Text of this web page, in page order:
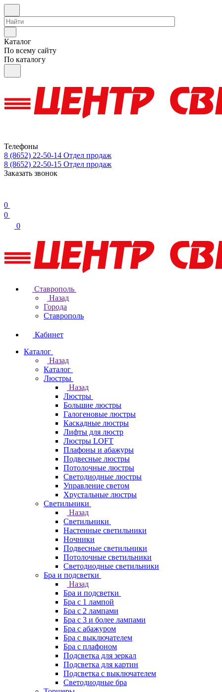
Каталог
По всему сайту
По каталогу
Телефоны
8 (8652) 22-50-14 Отдел продаж
8 (8652) 22-50-15 Отдел продаж
Заказать звонок
0
0
0
Ставрополь
Назад
Города
Ставрополь
Кабинет
Каталог
Назад
Каталог
Люстры
Назад
Люстры
Большие люстры
Галогеновые люстры
Каскадные люстры
Лифты для люстр
Люстры LOFT
Плафоны и абажуры
Подвесные люстры
Потолочные люстры
Светодиодные люстры
Управление светом
Хрустальные люстры
Светильники
Назад
Светильники
Настенные светильники
Ночники
Подвесные светильники
Потолочные светильники
Светодиодные светильники
Бра и подсветки
Назад
Бра и подсветки
Бра с 1 лампой
Бра с 2 лампами
Бра с 3 и более лампами
Бра с абажуром
Бра с выключателем
Бра с плафоном
Подсветка для зеркал
Подсветка для картин
Подсветка с выключателем
Светодиодные бра